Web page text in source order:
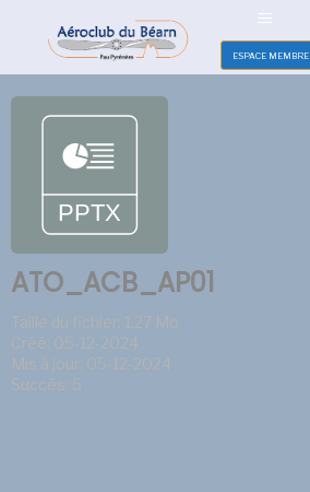
ESPACE MEMBRE
ATO_ACB_AP01
Taille du fichier: 1.27 Mo
Créé: 05-12-2024
Mis à jour: 05-12-2024
Succès: 5